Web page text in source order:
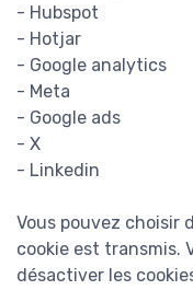
- Hubspot
- Hotjar
- Google analytics
- Meta
- Google ads
- X
- Linkedin
Vous pouvez choisir
cookie est transmis.
désactiver les